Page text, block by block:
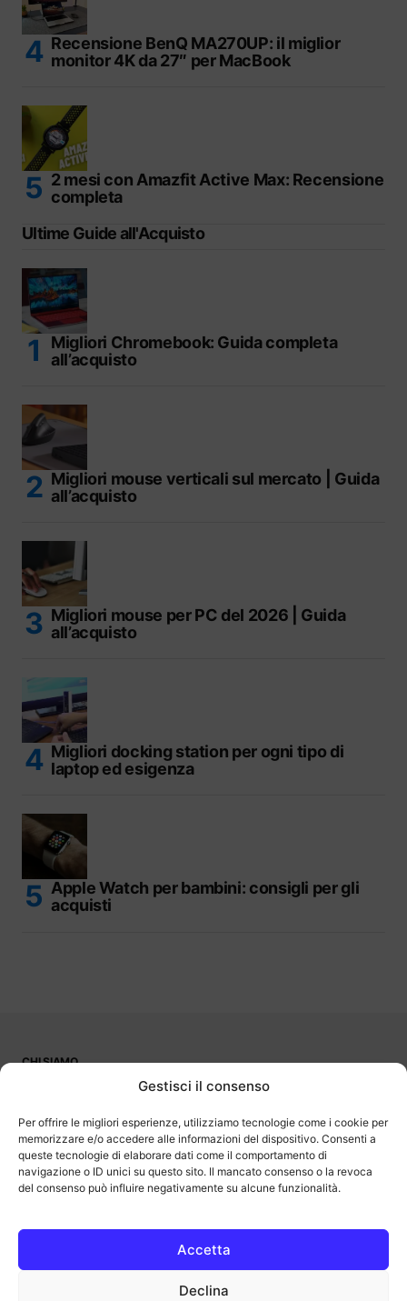
Gestisci il consenso
Per offrire le migliori esperienze, utilizziamo tecnologie come i cookie per
memorizzare e/o accedere alle informazioni del dispositivo. Consenti a
queste tecnologie di elaborare dati come il comportamento di
navigazione o ID unici su questo sito. Il mancato consenso o la revoca
del consenso può influire negativamente su alcune funzionalità.
Accetta
Declina
Recensione BenQ MA270UP: il miglior
monitor 4K da 27″ per MacBook
2 mesi con Amazfit Active Max: Recensione
completa
Ultime Guide all'Acquisto
Migliori Chromebook: Guida completa
all’acquisto
Migliori mouse verticali sul mercato | Guida
all’acquisto
Migliori mouse per PC del 2026 | Guida
all’acquisto
Migliori docking station per ogni tipo di
laptop ed esigenza
Apple Watch per bambini: consigli per gli
acquisti
CHI SIAMO
OutOfBit
programma di affiliazione che consente ai siti di percepire una
commissione pubblicitaria pubblicizzando e fornendo link al sito
Amazon.it. Amazon e il logo Amazon sono marchi registrati di
Amazon.com, Inc. o delle sue affiliate.
COPYRIGHT © 2013-2025 OUTOFBIT P.IVA 04140830243, TUTTI I